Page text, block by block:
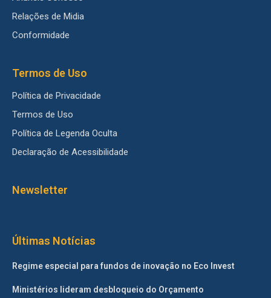
Relações de Midia
Conformidade
Termos de Uso
Política de Privacidade
Termos de Uso
Política de Legenda Oculta
Declaração de Acessibilidade
Newsletter
Últimas Notícias
Regime especial para fundos de inovação no Eco Invest
Ministérios lideram desbloqueio do Orçamento